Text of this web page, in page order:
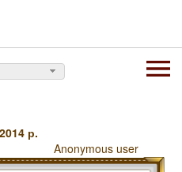
р.
Anonymous user